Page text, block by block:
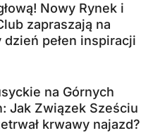
Nowy Rynek i
zapraszają na
pełen inspiracji
na Górnych
Jak Związek Sześciu
krwawy najazd?